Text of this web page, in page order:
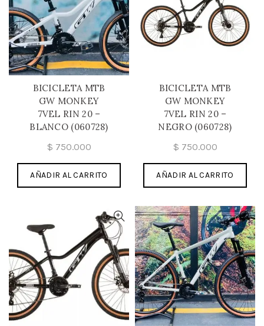
BICICLETA MTB
GW MONKEY
7VEL RIN 20 –
BLANCO (060728)
$ 750.000
AÑADIR AL CARRITO
BICICLETA MTB
GW MONKEY
7VEL RIN 20 –
NEGRO (060728)
$ 750.000
AÑADIR AL CARRITO